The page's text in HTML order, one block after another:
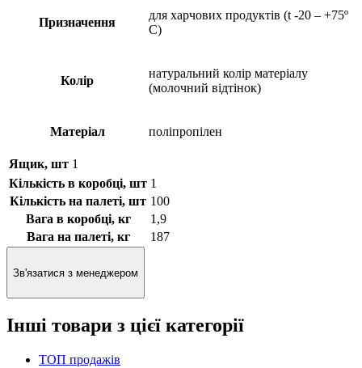
Призначення
для харчових продуктів (t -20 – +75º
С)
Колір
натуральний колір матеріалу
(молочний відтінок)
Матеріал поліпропілен
Ящик, шт 1
Кількість в коробці, шт 1
Кількість на палеті, шт 100
Вага в коробці, кг
1,9
Вага на палеті, кг
187
Зв'язатися з менеджером
Інші товари з цієї категорії
ТОП продажів